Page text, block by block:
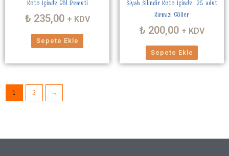
Kutu İçinde Gül Demeti
₺ 235,00 + KDV
Sepete Ekle
Siyah Silindir Kutu İçinde 25 adet
Kırmızı Güller
₺ 200,00 + KDV
Sepete Ekle
1 2 →